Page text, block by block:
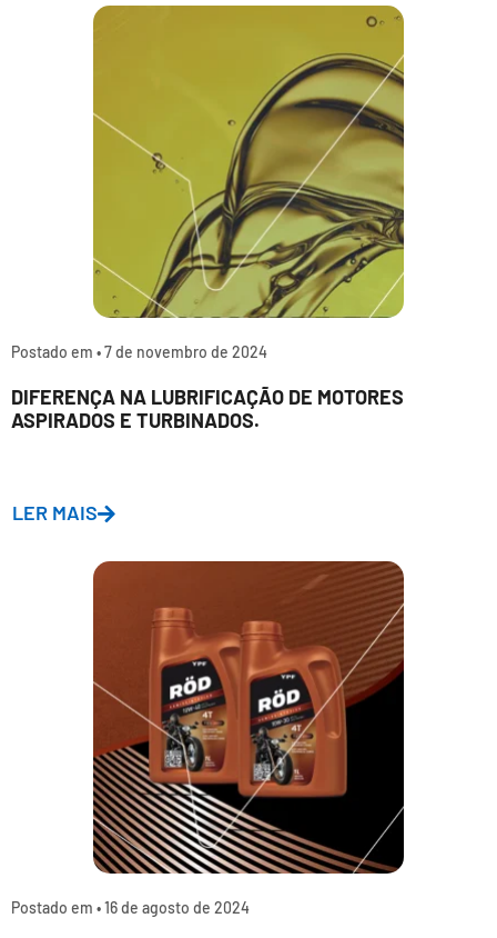
Postado em •7 de novembro de 2024
DIFERENÇA NA LUBRIFICAÇÃO DE MOTORES
ASPIRADOS E TURBINADOS.
LER MAIS
Postado em •16 de agosto de 2024